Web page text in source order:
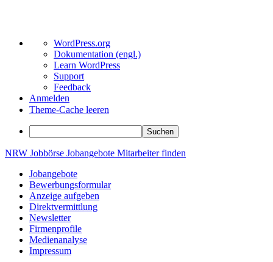
Über
WordPress
WordPress.org
Dokumentation (engl.)
Learn WordPress
Support
Feedback
Anmelden
Theme-Cache leeren
Suchen
Zum
springen
NRW Jobbörse Jobangebote Mitarbeiterfinden
Jobangebote
Bewerbungsformular
Anzeige aufgeben
Direktvermittlung
Newsletter
Firmenprofile
Medienanalyse
Impressum